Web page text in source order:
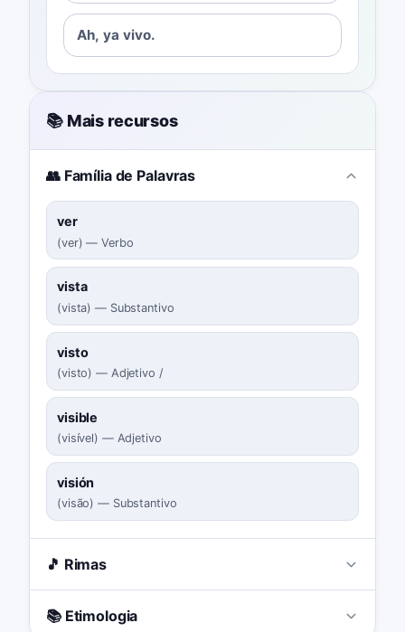
Ah, ya vivo.
📚 Mais recursos
👥 Família de Palavras
ver
(ver) —Verbo
vista
(vista) — Substantivo
visto
(visto) — Adjetivo /
visible
(visível) — Adjetivo
visión
(visão) — Substantivo
🎵 Rimas
📚 Etimologia